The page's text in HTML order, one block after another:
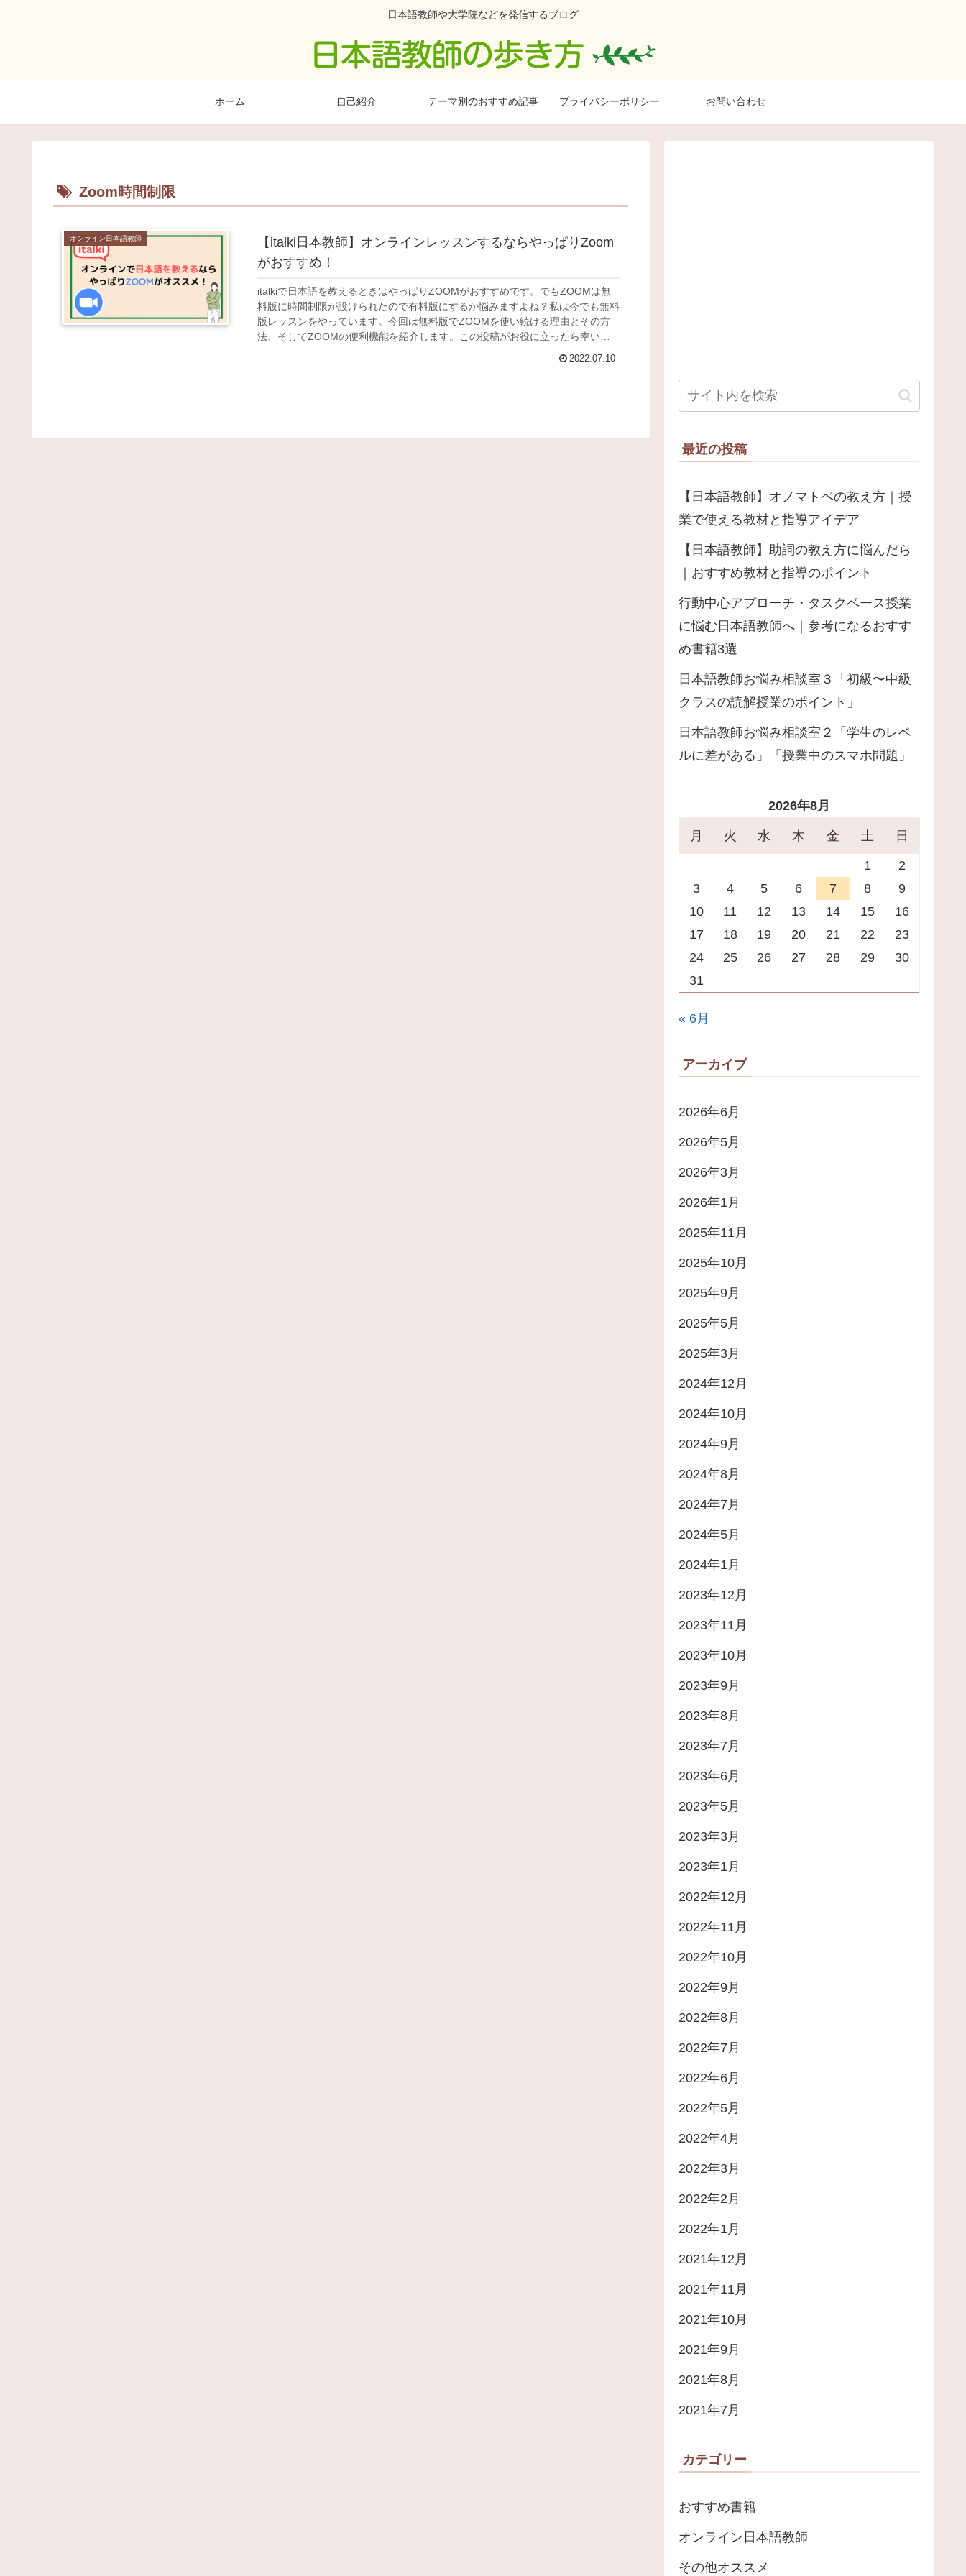
日本語教師や大学院などを発信するブログ
ホーム 自己紹介 テーマ別のおすすめ記事 プライバシーポリシー お問い合わせ
Zoom時間制限
オンライン日本語教師
【italki日本教師】オンラインレッスンするならやっぱりZoom
がおすすめ！
italkiで日本語を教えるときはやっぱりZOOMがおすすめです。でもZOOMは無
料版に時間制限が設けられたので有料版にするか悩みますよね？私は今でも無料
版レッスンをやっています。今回は無料版でZOOMを使い続ける理由とその方
法、そしてZOOMの便利機能を紹介します。この投稿がお役に立ったら幸いで
2022.07.10
最近の投稿
【日本語教師】オノマトペの教え方｜授
業で使える教材と指導アイデア
【日本語教師】助詞の教え方に悩んだら
｜おすすめ教材と指導のポイント
行動中心アプローチ・タスクベース授業
に悩む日本語教師へ｜参考になるおすす
め書籍3選
日本語教師お悩み相談室３「初級〜中級
クラスの読解授業のポイント」
日本語教師お悩み相談室２「学生のレベ
ルに差がある」「授業中のスマホ問題」
2026年8月
月 火 水 木 金 土 日
1
2
3
4 5 6 7 8
9
10
11 12 13 14 15
16
17
18 19 20 21 22
23
24
25 26 27 28 29
30
31
« 6月
アーカイブ
2026年6月
2026年5月
2026年3月
2026年1月
2025年11月
2025年10月
2025年9月
2025年5月
2025年3月
2024年12月
2024年10月
2024年9月
2024年8月
2024年7月
2024年5月
2024年1月
2023年12月
2023年11月
2023年10月
2023年9月
2023年8月
2023年7月
2023年6月
2023年5月
2023年3月
2023年1月
2022年12月
2022年11月
2022年10月
2022年9月
2022年8月
2022年7月
2022年6月
2022年5月
2022年4月
2022年3月
2022年2月
2022年1月
2021年12月
2021年11月
2021年10月
2021年9月
2021年8月
2021年7月
カテゴリー
おすすめ書籍
オンライン日本語教師
その他オススメ